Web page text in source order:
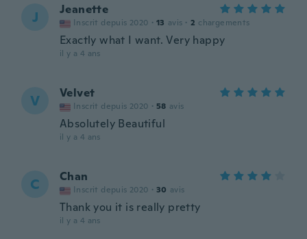
J Jeanette
Inscrit depuis 2020 · 13 avis · 2 chargements
Exactly what I want. Very happy
il y a 4 ans
V Velvet
Inscrit depuis 2020 · 58 avis
Absolutely Beautiful
il y a 4 ans
C Chan
Inscrit depuis 2020 · 30 avis
Thank you it is really pretty
il y a 4 ans